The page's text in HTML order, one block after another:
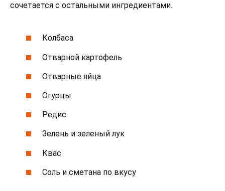
сочетается с остальными ингредиентами.
Колбаса
Отварной картофель
Отварные яйца
Огурцы
Редис
Зелень и зеленый лук
Квас
Соль и сметана по вкусу